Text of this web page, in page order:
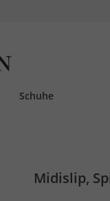
Schuhe
Midislip,